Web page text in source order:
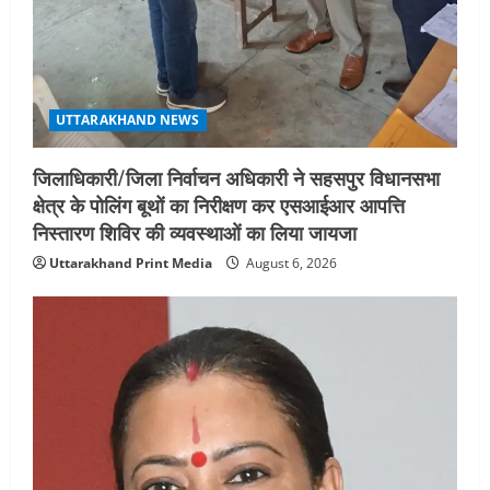
UTTARAKHAND NEWS
जिलाधिकारी/जिला निर्वाचन अधिकारी ने सहसपुर विधानसभा
क्षेत्र के पोलिंग बूथों का निरीक्षण कर एसआईआर आपत्ति
निस्तारण शिविर की व्यवस्थाओं का लिया जायजा
Uttarakhand Print Media August 6, 2026